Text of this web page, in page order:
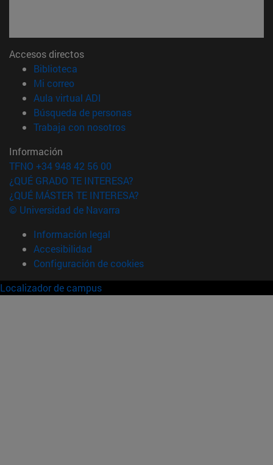
Accesos directos
Biblioteca
Mi correo(abre en nueva ventana)
Aula virtual ADI
Búsqueda de personas(abre en nueva ventana)
Trabaja con nosotros(abre en nueva ventana)
Información
TFNO +34 948 42 56 00
¿QUÉ GRADO TE INTERESA?
¿QUÉ MÁSTER TE INTERESA?
© Universidad de Navarra
Información legal
Accesibilidad
Configuración de cookies
Localizador de campus